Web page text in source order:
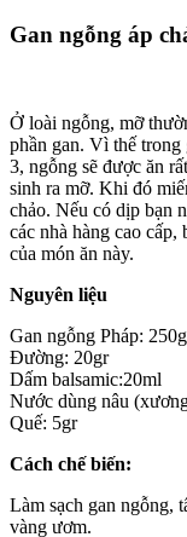
Gan ngỗng áp
Ở loài ngỗng, mỡ
phần gan. Vì thế
3, ngỗng sẽ được ăn
sinh ra mỡ. Khi đó
chảo. Nếu có dịp bạn
các nhà hàng cao
của món ăn này.
Nguyên liệu
Gan ngỗng Pháp:
Đường: 20gr
Dấm balsamic:20ml
Nước dùng nâu
Quế: 5gr
Cách chế biến:
Làm sạch gan ngỗng,
vàng ươm.